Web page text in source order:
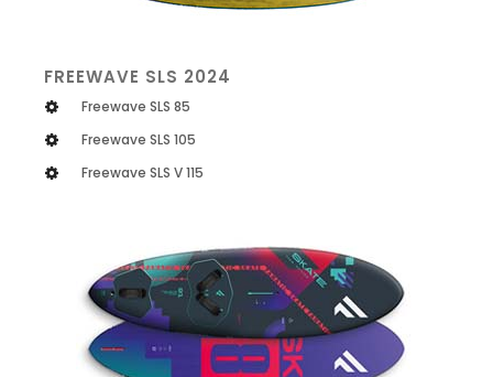
FREEWAVE SLS 2024
Freewave SLS 85
Freewave SLS 105
Freewave SLS V 115